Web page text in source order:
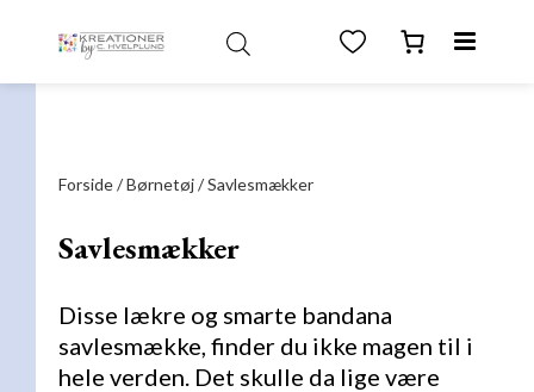
Forside/Børnetøj/ Savlesmækker
Savlesmækker
Disse lækre og smarte bandana
savlesmække, finder du ikke magen til i
hele verden. Det skulle da lige være